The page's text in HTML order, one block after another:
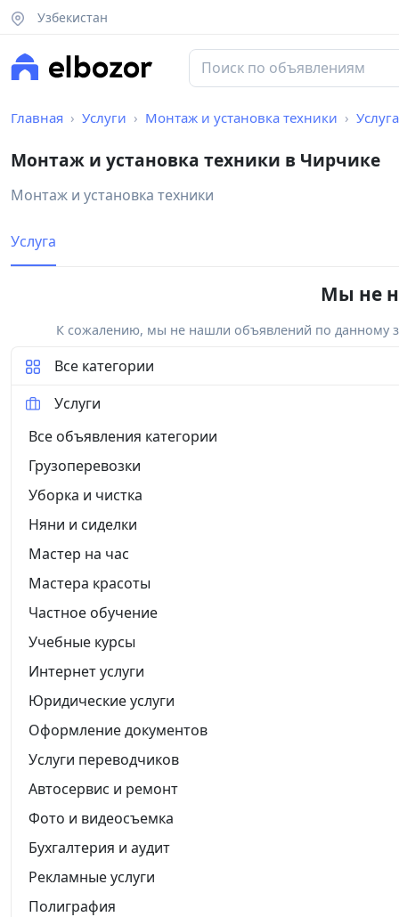
Узбекистан
Главная Услуги Монтаж и установка техники Услуга
Монтаж и установка техники в Чирчике
Монтаж и установка техники
Услуга
Мы не
К сожалению, мы не нашли объявлений по данному
Все категории
Услуги
Все объявления категории
Грузоперевозки
Уборка и чистка
Няни и сиделки
Мастер на час
Мастера красоты
Частное обучение
Учебные курсы
Интернет услуги
Юридические услуги
Оформление документов
Услуги переводчиков
Автосервис и ремонт
Фото и видеосъемка
Бухгалтерия и аудит
Рекламные услуги
Полиграфия